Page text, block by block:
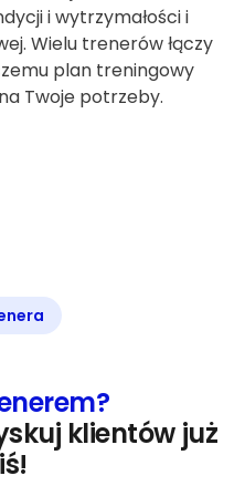
i wytrzymałości i
Wielu trenerów łączy
plan treningowy
Twoje potrzeby.
klientów już